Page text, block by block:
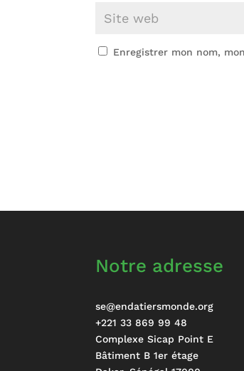
Enregistrer mon nom,
Notre adresse
se@endatiersmonde.org
+221 33 869 99 48
Complexe Sicap Point E
Bâtiment B 1er étage